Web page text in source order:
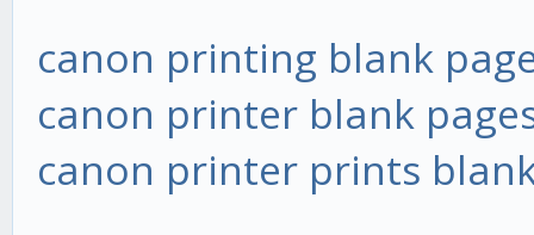
canon printing blank
canon printer blank
canon printer prints